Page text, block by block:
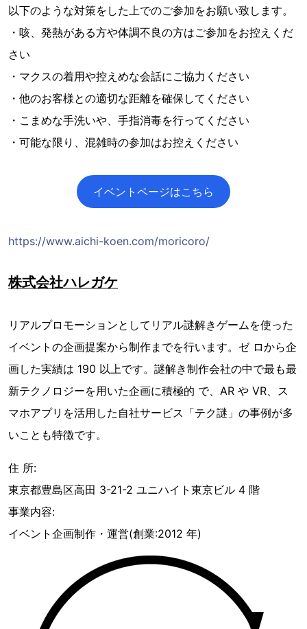
以下のような対策をした上でのご参加をお願い致します。
・咳、発熱がある方や体調不良の方はご参加をお控えくだ
さい
・マクスの着用や控えめな会話にご協力ください
・他のお客様との適切な距離を確保してください
・こまめな手洗いや、手指消毒を行ってください
・可能な限り、混雑時の参加はお控えください
イベントページはこちら
https://www.aichi-koen.com/moricoro/
株式会社ハレガケ
リアルプロモーションとしてリアル謎解きゲームを使った
イベントの企画提案から制作までを行います。ゼ ロから企
画した実績は 190 以上です。謎解き制作会社の中で最も最
新テクノロジーを用いた企画に積極的 で、AR や VR、ス
マホアプリを活用した自社サービス「テク謎」の事例が多
いことも特徴です。
住 所:
東京都豊島区高田 3-21-2 ユニハイト東京ビル 4 階
事業内容:
イベント企画制作・運営(創業:2012 年)